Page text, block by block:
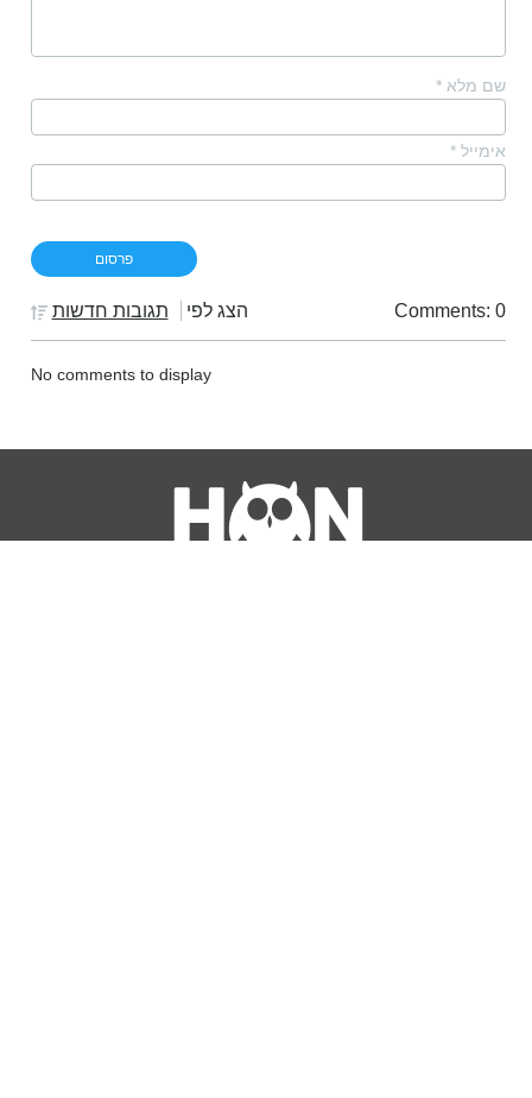
שם מלא *
אימייל *
Comments: 0 הצג לפי תגובות חדשות
No comments to display